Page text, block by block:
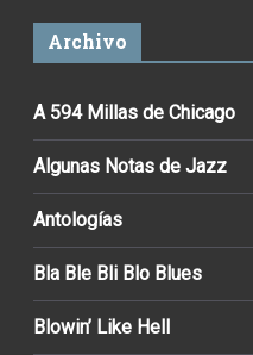
Archivo
A 594 Millas de Chicago
Algunas Notas de Jazz
Antologías
Bla Ble Bli Blo Blues
Blowin’ Like Hell